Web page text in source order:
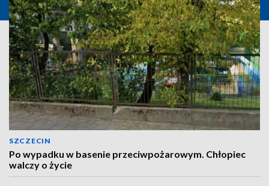
SZCZECIN
Po wypadku w basenie przeciwpożarowym. Chłopiec
walczy o życie